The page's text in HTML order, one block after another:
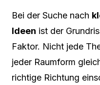
Bei der Suche nach
Ideen ist der
Faktor. Nicht jede
jeder Raumform
richtige Richtung